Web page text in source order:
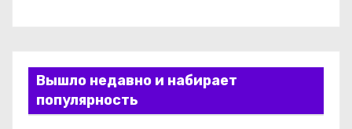
Вышло недавно и набирает
популярность